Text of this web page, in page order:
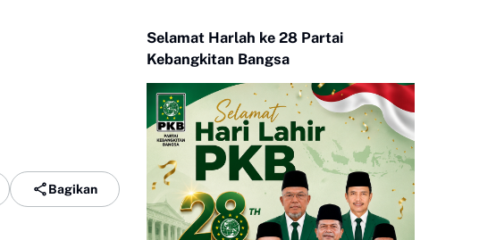
Bagikan
Selamat Harlah ke 28 Partai
Kebangkitan Bangsa